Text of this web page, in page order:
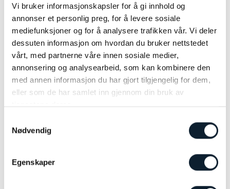
Vi bruker informasjonskapsler for å gi innhold og
annonser et personlig preg, for å levere sosiale
mediefunksjoner og for å analysere trafikken vår. Vi deler
dessuten informasjon om hvordan du bruker nettstedet
vårt, med partnerne våre innen sosiale medier,
annonsering og analysearbeid, som kan kombinere den
med annen informasjon du har gjort tilgjengelig for dem,
eller som de har samlet inn gjennom din bruk av
tjenestene deres.
Nødvendig
Egenskaper
000 militærpoliti som sikrer arrangementet.
Her får du tips og råd for Tour De France:
LES MER
4 trender for en aktiv ferie